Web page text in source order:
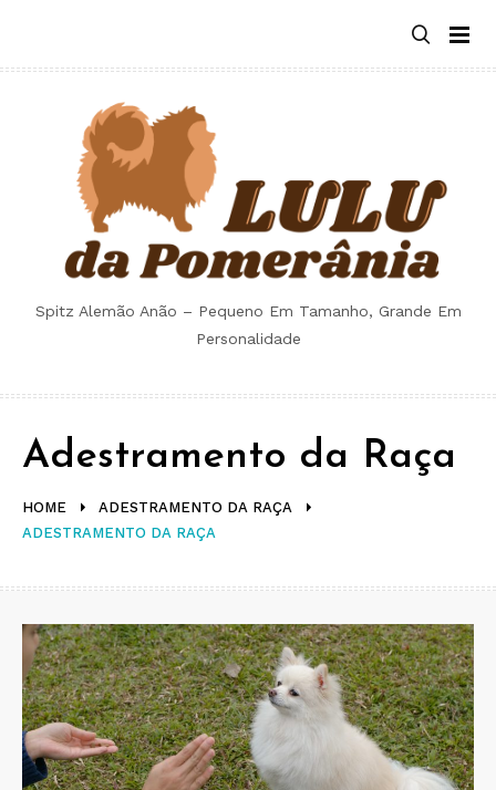
content
Spitz Alemão Anão – Pequeno Em Tamanho, Grande Em
Personalidade
HOME
ADESTRAMENTO DA RAÇA
ADESTRAMENTO DA RAÇA
Adestramento da Raça